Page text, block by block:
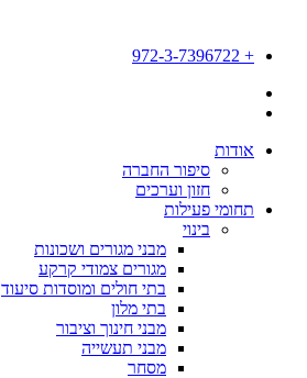
+ 972-3-7396722
אודות
סיפור החברה
חזון וערכים
תחומי פעילות
בינוי
מבני מגורים ושכונות
מגורים צמודי קרקע
בתי חולים ומוסדות סיעוד
בתי מלון
מבני חינוך וציבור
מבני תעשייה
מסחר